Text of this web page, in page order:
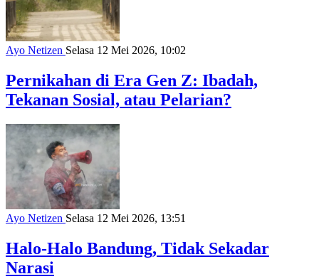
Ayo Netizen Selasa 12 Mei 2026, 10:02
Pernikahan di Era Gen Z: Ibadah,
Tekanan Sosial, atau Pelarian?
Ayo Netizen Selasa 12 Mei 2026, 13:51
Halo-Halo Bandung, Tidak Sekadar
Narasi